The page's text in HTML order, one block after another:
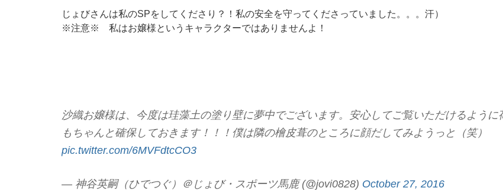
じょびさんは私のSPをしてくださり？！私の安全を守ってくださっていました。。。汗）
※注意※ 私はお嬢様というキャラクターではありませんよ！
沙織お嬢様は、今度は珪藻土の塗り壁に夢中でございます。安心してご覧いただけるように
もちゃんと確保しておきます！！！僕は隣の檜皮葺のところに顔だしてみようっと（笑）
pic.twitter.com/6MVFdtcCO3
— 神谷英嗣（ひでつぐ）＠じょび・スポーツ馬鹿 (@jovi0828) October 27, 2016